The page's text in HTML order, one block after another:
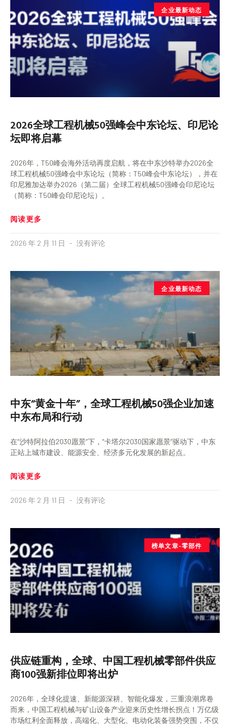
企业最新动态
2026全球工程机械50强峰会中东论坛、印尼论
坛即将启幕
2026年，T50峰会海外活动再度启航，将在中东沙特举办2026全
球工程机械50强峰会中东论坛（简称：T50峰会中东论坛），并在
印尼雅加达举办2026（第二届）全球工程机械50强峰会印尼论坛
（简称：T50峰会印尼论坛）。
阅读更多
2026 年 2 月 11 日 没有评论
企业最新动态
中东“黄金十年”，全球工程机械50强企业加速
中东布局和行动
在“沙特阿拉伯2030愿景”下，“卡塔尔2030国家愿景”驱动下，中东
正站上城市建设、能源安全、经济多元化发展的新起点。
阅读更多
2026 年 2 月 11 日 没有评论
榜单文章-零部件
供应链重构，全球、中国工程机械零部件供应
商100强新排位即将出炉
2026年，全球化提速、新能源深耕、智能化爆发，三重浪潮席卷
而来，中国工程机械与矿山设备产业迎来历史性增长拐点！万亿级
市场红利全面释放，高端化、大型化、电动化装备强势突围，不仅